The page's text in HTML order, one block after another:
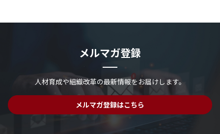
メルマガ登録
人材育成や組織改革の最新情報をお届けします。
メルマガ登録はこちら